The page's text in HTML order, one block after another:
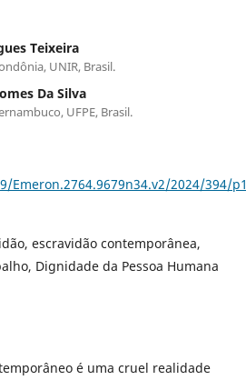
Teixeira
UNIR, Brasil.
Da Silva
UFPE, Brasil.
Emeron.2764.9679n34.v2/2024/394/
escravidão contemporânea,
Dignidade da Pessoa Humana
é uma cruel realidade